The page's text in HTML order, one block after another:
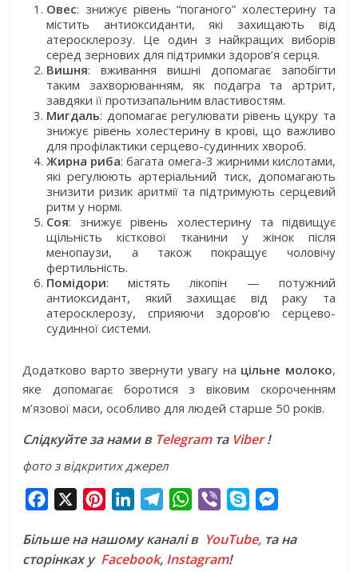
Овес: знижує рівень “поганого” холестерину та
містить антиоксиданти, які захищають від
атеросклерозу. Це один з найкращих виборів
серед зернових для підтримки здоров’я серця.
Вишня: вживання вишні допомагає запобігти
таким захворюванням, як подагра та артрит,
завдяки її протизапальним властивостям.
Мигдаль: допомагає регулювати рівень цукру та
знижує рівень холестерину в крові, що важливо
для профілактики серцево-судинних хвороб.
Жирна риба: багата омега-3 жирними кислотами,
які регулюють артеріальний тиск, допомагають
знизити ризик аритмії та підтримують серцевий
ритм у нормі.
Соя: знижує рівень холестерину та підвищує
щільність кісткової тканини у жінок після
менопаузи, а також покращує чоловічу
фертильність.
Помідори: містять лікопін — потужний
антиоксидант, який захищає від раку та
атеросклерозу, сприяючи здоров’ю серцево-
судинної системи.
Додатково варто звернути увагу на цільне молоко,
яке допомагає боротися з віковим скороченням
м’язової маси, особливо для людей старше 50 років.
Слідкуйте за нами в Telegramта Viber!
фото з відкритих джерел
c
e
n
t
n
k
l
e
W
a
t
b
e
y
s
Більше на нашому каналі в YouTube, та на
сторінках у Facebook, Instagram!